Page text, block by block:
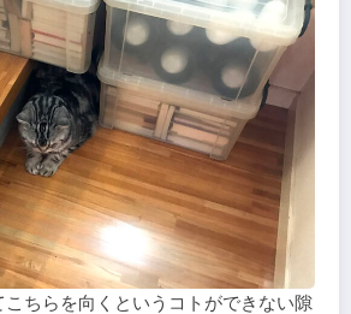
こちらを向くというコトができない隙